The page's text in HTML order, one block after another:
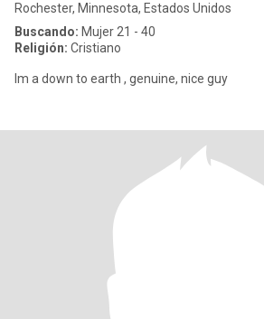
Rochester, Minnesota, Estados Unidos
Buscando: Mujer 21 - 40
Religión: Cristiano
Im a down to earth , genuine, nice guy